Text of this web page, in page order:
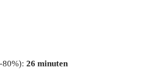
80%): 26 minuten